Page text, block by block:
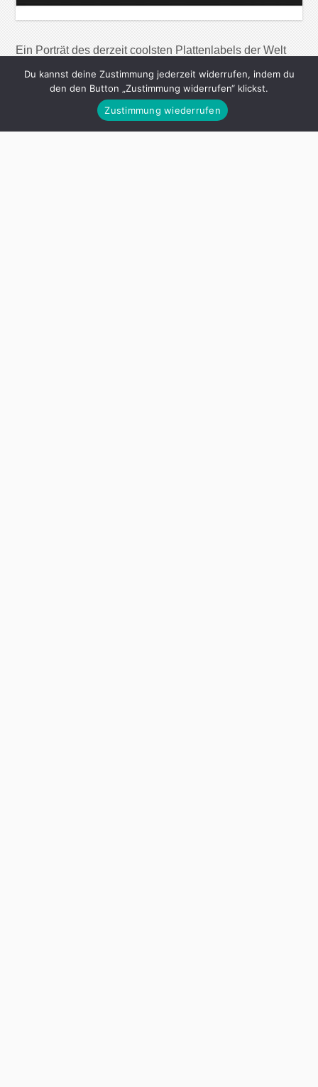
Ein Porträt des derzeit coolsten Plattenlabels der Welt
„Wir haben gerade eine Band aus Glasgow namens
Franz Ferdinand unter Vertrag genommen: Sie haben
tolle Songs und sind sehr bunt und frisch, deshalb setze
ich große Hoffnungen in sie“. So spricht jemand, der
Du kannst deine Zustimmung jederzeit widerrufen, indem du
den den Button „Zustimmung widerrufen“ klickst.
Zustimmung wiederrufen